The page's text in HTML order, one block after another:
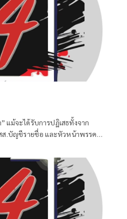
แม้จะได้รับการปฏิเสธทั้งจาก
ส.บัญชีรายชื่อ และหัวหน้าพรรค
ปรึกษาพรรคเพื่อไทยไปแล้ว แต่
ย่างนั้น จึงทำให้ “อนุทิน ชาญวีร
นตรีว่าการกระทรวงมหาดไทยถึง
คณะรัฐมนตรีในวันพุธที่ 5 สิงหาคม